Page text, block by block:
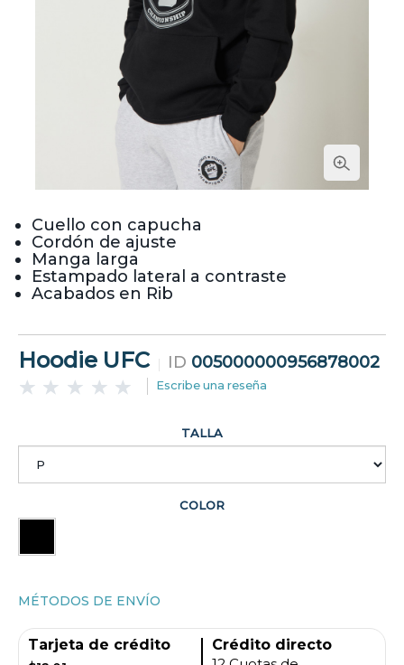
Cuello con capucha
Cordón de ajuste
Manga larga
Estampado lateral a contraste
Acabados en Rib
Hoodie UFC ID 005000000956878002
Escribe una reseña
TALLA
COLOR
MÉTODOS DE ENVÍO
Tarjeta de crédito
Crédito directo